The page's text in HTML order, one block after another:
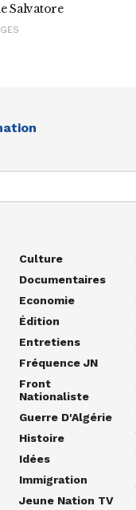
Salvatore
Culture
Documentaires
Economie
Édition
Entretiens
Fréquence JN
Front
Nationaliste
Guerre D'Algérie
Histoire
Idées
Immigration
Jeune Nation TV